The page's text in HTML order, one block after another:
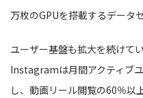
万枚のGPUを搭載するデータ
ユーザー基盤も拡大を続けてい
Instagramは月間アクティブ
し、動画リール閲覧の60％以